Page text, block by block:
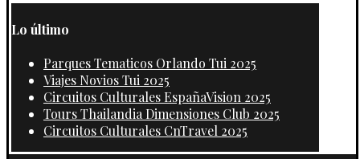
Lo último
Parques Tematicos Orlando Tui 2025
Viajes Novios Tui 2025
Circuitos Culturales EspañaVision 2025
Tours Thailandia Dimensiones Club 2025
Circuitos Culturales CnTravel 2025